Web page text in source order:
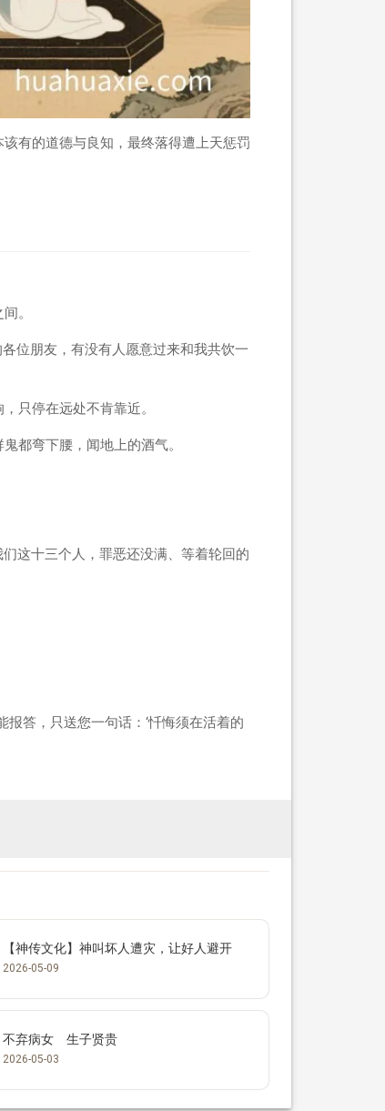
有的道德与良知，最终落得遭上天惩罚
。
位朋友，有没有人愿意过来和我共饮一
只停在远处不肯靠近。
都弯下腰，闻地上的酒气。
这十三个人，罪恶还没满、等着轮回的
答，只送您一句话：‘忏悔须在活着的
【神传文化】神叫坏人遭灾，让好人避开
2026-05-09
不弃病女 生子贤贵
2026-05-03